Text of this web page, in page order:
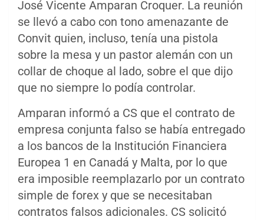
José Vicente Amparan Croquer. La reunión
se llevó a cabo con tono amenazante de
Convit quien, incluso, tenía una pistola
sobre la mesa y un pastor alemán con un
collar de choque al lado, sobre el que dijo
que no siempre lo podía controlar.
Amparan informó a CS que el contrato de
empresa conjunta falso se había entregado
a los bancos de la Institución Financiera
Europea 1 en Canadá y Malta, por lo que
era imposible reemplazarlo por un contrato
simple de forex y que se necesitaban
contratos falsos adicionales. CS solicitó